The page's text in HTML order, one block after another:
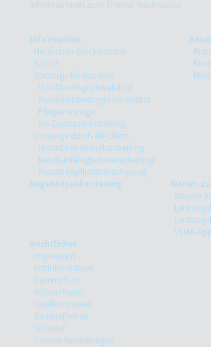
Informationen zum Thema: Nachwuchs
Information
Herzlichen Glückwunsch
Bedarf
Vorsorge für das Kind
Unfallbedingte Invalidität
Krankheitsbedingte Invalidität
Pflegevorsorge
KV-Zusatzversicherung
Vorsorge durch die Eltern
Hinterbliebenenabsicherung
Berufsunfähigkeitsversicherung
Privathaftpflichtversicherung
Angebotsanforderung
Warum
Warum
VEMA-App
Rechtliches
Impressum
Erstinformation
Datenschutz
Bildnachweis
Quellenhinweis
Barrierefreiheit
Widerruf
Cookie-Einstellungen